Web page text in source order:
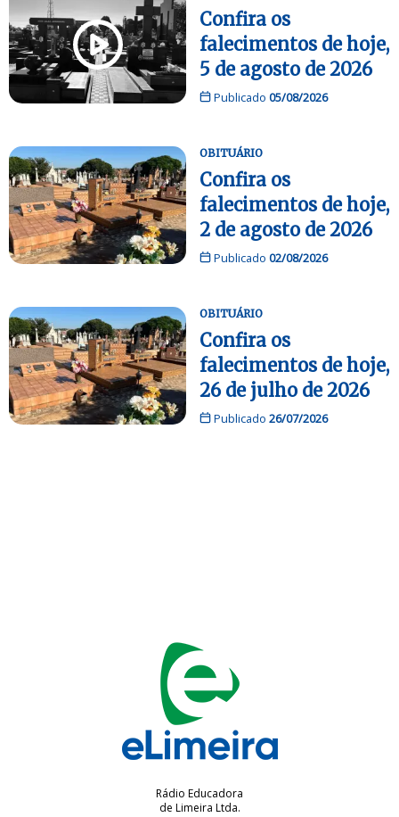
Confira os
falecimentos de hoje,
5 de agosto de 2026
Publicado 05/08/2026
OBITUÁRIO
Confira os
falecimentos de hoje,
2 de agosto de 2026
Publicado 02/08/2026
OBITUÁRIO
Confira os
falecimentos de hoje,
26 de julho de 2026
Publicado 26/07/2026
Rádio Educadora
de Limeira Ltda.